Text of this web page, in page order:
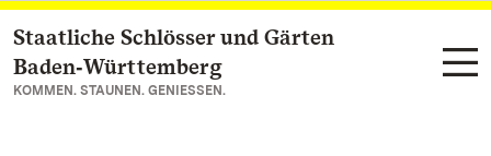
Zum Hauptinhalt springen
Staatliche Schlösser und Gärten
Baden‑Württemberg
KOMMEN. STAUNEN. GENIESSEN.